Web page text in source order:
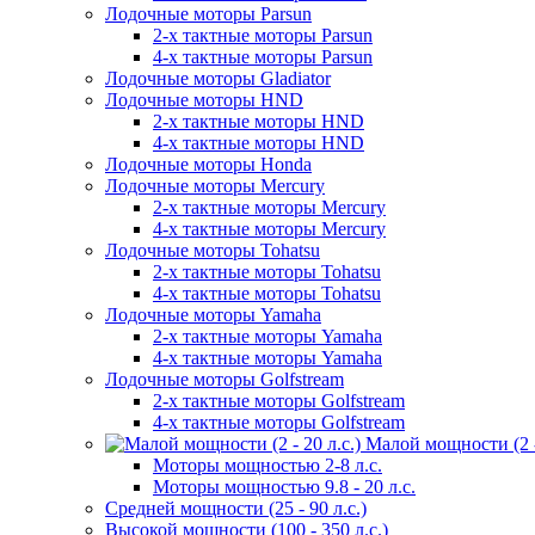
Лодочные моторы Parsun
2-х тактные моторы Parsun
4-х тактные моторы Parsun
Лодочные моторы Gladiator
Лодочные моторы HND
2-х тактные моторы HND
4-х тактные моторы HND
Лодочные моторы Honda
Лодочные моторы Mercury
2-х тактные моторы Mercury
4-х тактные моторы Mercury
Лодочные моторы Tohatsu
2-х тактные моторы Tohatsu
4-х тактные моторы Tohatsu
Лодочные моторы Yamaha
2-х тактные моторы Yamaha
4-х тактные моторы Yamaha
Лодочные моторы Golfstream
2-х тактные моторы Golfstream
4-х тактные моторы Golfstream
Малой мощности (2
Моторы мощностью 2-8 л.с.
Моторы мощностью 9.8 - 20 л.с.
Средней мощности (25 - 90 л.с.)
Высокой мощности (100 - 350 л.с.)